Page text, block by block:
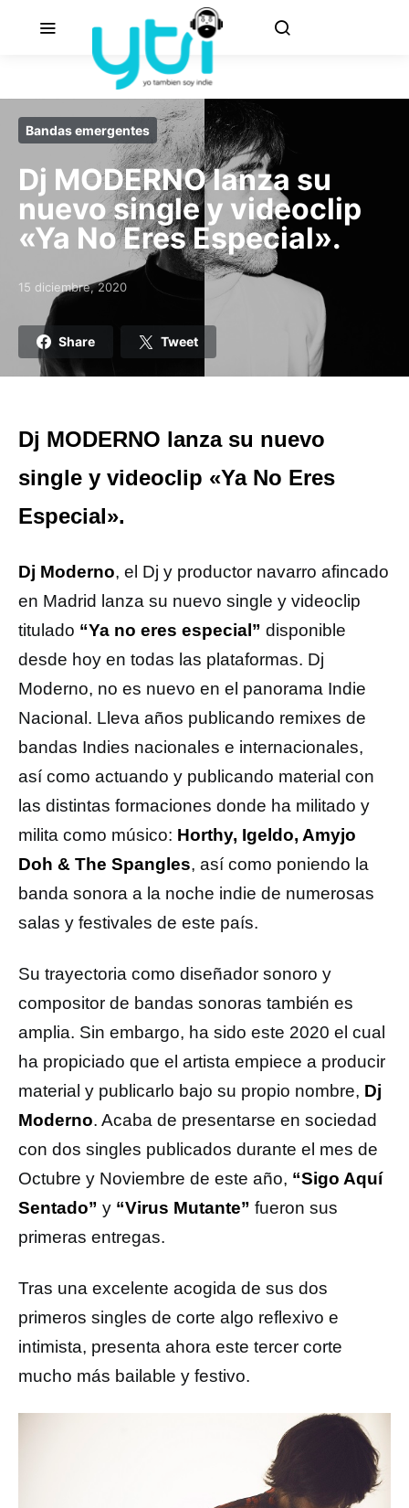
Bandas emergentes
Dj MODERNO lanza su
nuevo single y videoclip
«Ya No Eres Especial».
Posted on
15 diciembre, 2020
Share Tweet
Dj MODERNO lanza su nuevo
single y videoclip «Ya No Eres
Especial».
Dj Moderno, el Dj y productor navarro afincado
en Madrid lanza su nuevo single y videoclip
titulado “Ya no eres especial” disponible
desde hoy en todas las plataformas. Dj
Moderno, no es nuevo en el panorama Indie
Nacional. Lleva años publicando remixes de
bandas Indies nacionales e internacionales,
así como actuando y publicando material con
las distintas formaciones donde ha militado y
milita como músico: Horthy, Igeldo, Amyjo
Doh & The Spangles, así como poniendo la
banda sonora a la noche indie de numerosas
salas y festivales de este país.
Su trayectoria como diseñador sonoro y
compositor de bandas sonoras también es
amplia. Sin embargo, ha sido este 2020 el cual
ha propiciado que el artista empiece a producir
material y publicarlo bajo su propio nombre, Dj
Moderno. Acaba de presentarse en sociedad
con dos singles publicados durante el mes de
Octubre y Noviembre de este año, “Sigo Aquí
Sentado” y “Virus Mutante” fueron sus
primeras entregas.
Tras una excelente acogida de sus dos
primeros singles de corte algo reflexivo e
intimista, presenta ahora este tercer corte
mucho más bailable y festivo.